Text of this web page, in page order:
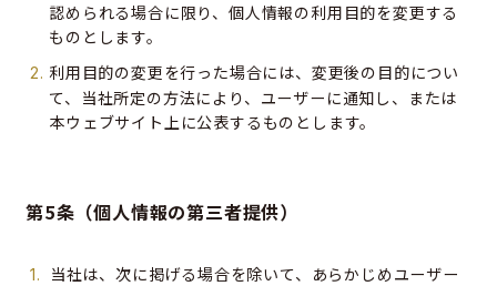
認められる場合に限り、個人情報の利用目的を変更する
ものとします。
利用目的の変更を行った場合には、変更後の目的につい
て、当社所定の方法により、ユーザーに通知し、または
本ウェブサイト上に公表するものとします。
第5条（個人情報の第三者提供）
当社は、次に掲げる場合を除いて、あらかじめユーザー